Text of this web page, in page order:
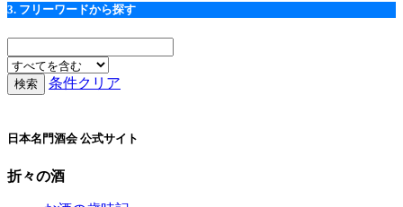
3. フリーワードから探す
条件クリア
日本名門酒会 公式サイト
折々の酒